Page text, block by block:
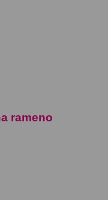
rameno